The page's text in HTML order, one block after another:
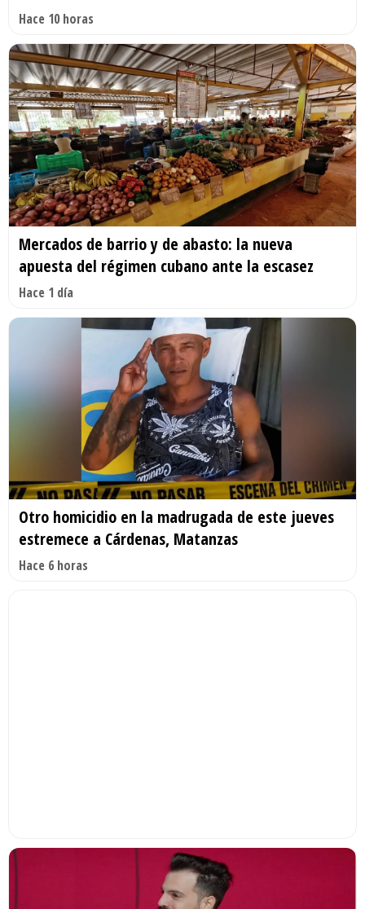
Hace 10 horas
Mercados de barrio y de abasto: la nueva
apuesta del régimen cubano ante la escasez
Hace 1 día
Otro homicidio en la madrugada de este jueves
estremece a Cárdenas, Matanzas
Hace 6 horas